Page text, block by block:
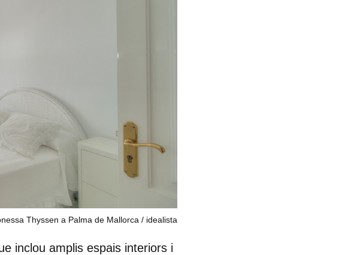
Thyssen a Palma de Mallorca idealista
inclou amplis espais interiors i